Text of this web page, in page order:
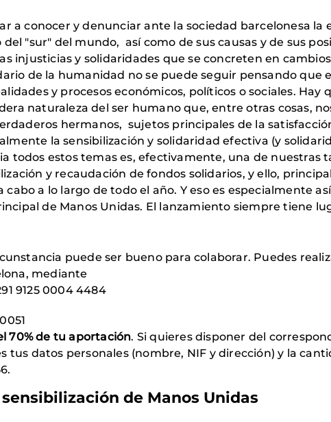
a conocer y denunciar ante la sociedad barcelonesa la
"sur" del mundo, así como de sus causas y de sus
injusticias y solidaridades que se concreten en
de la humanidad no se puede seguir pensando que
y procesos económicos, políticos o sociales. Hay
naturaleza del ser humano que, entre otras cosas,
hermanos, sujetos principales de la
la sensibilización y solidaridad efectiva (y
todos estos temas es, efectivamente, una de nuestras
y recaudación de fondos solidarios, y ello,
a lo largo de todo el año. Y eso es especialmente
de Manos Unidas. El lanzamiento siempre tiene
puede ser bueno para colaborar. Puedes
mediante
9125 0004 4484
70% de tu aportación. Si quieres disponer del
tus datos personales (nombre, NIF y dirección) y la
de Manos Unidas